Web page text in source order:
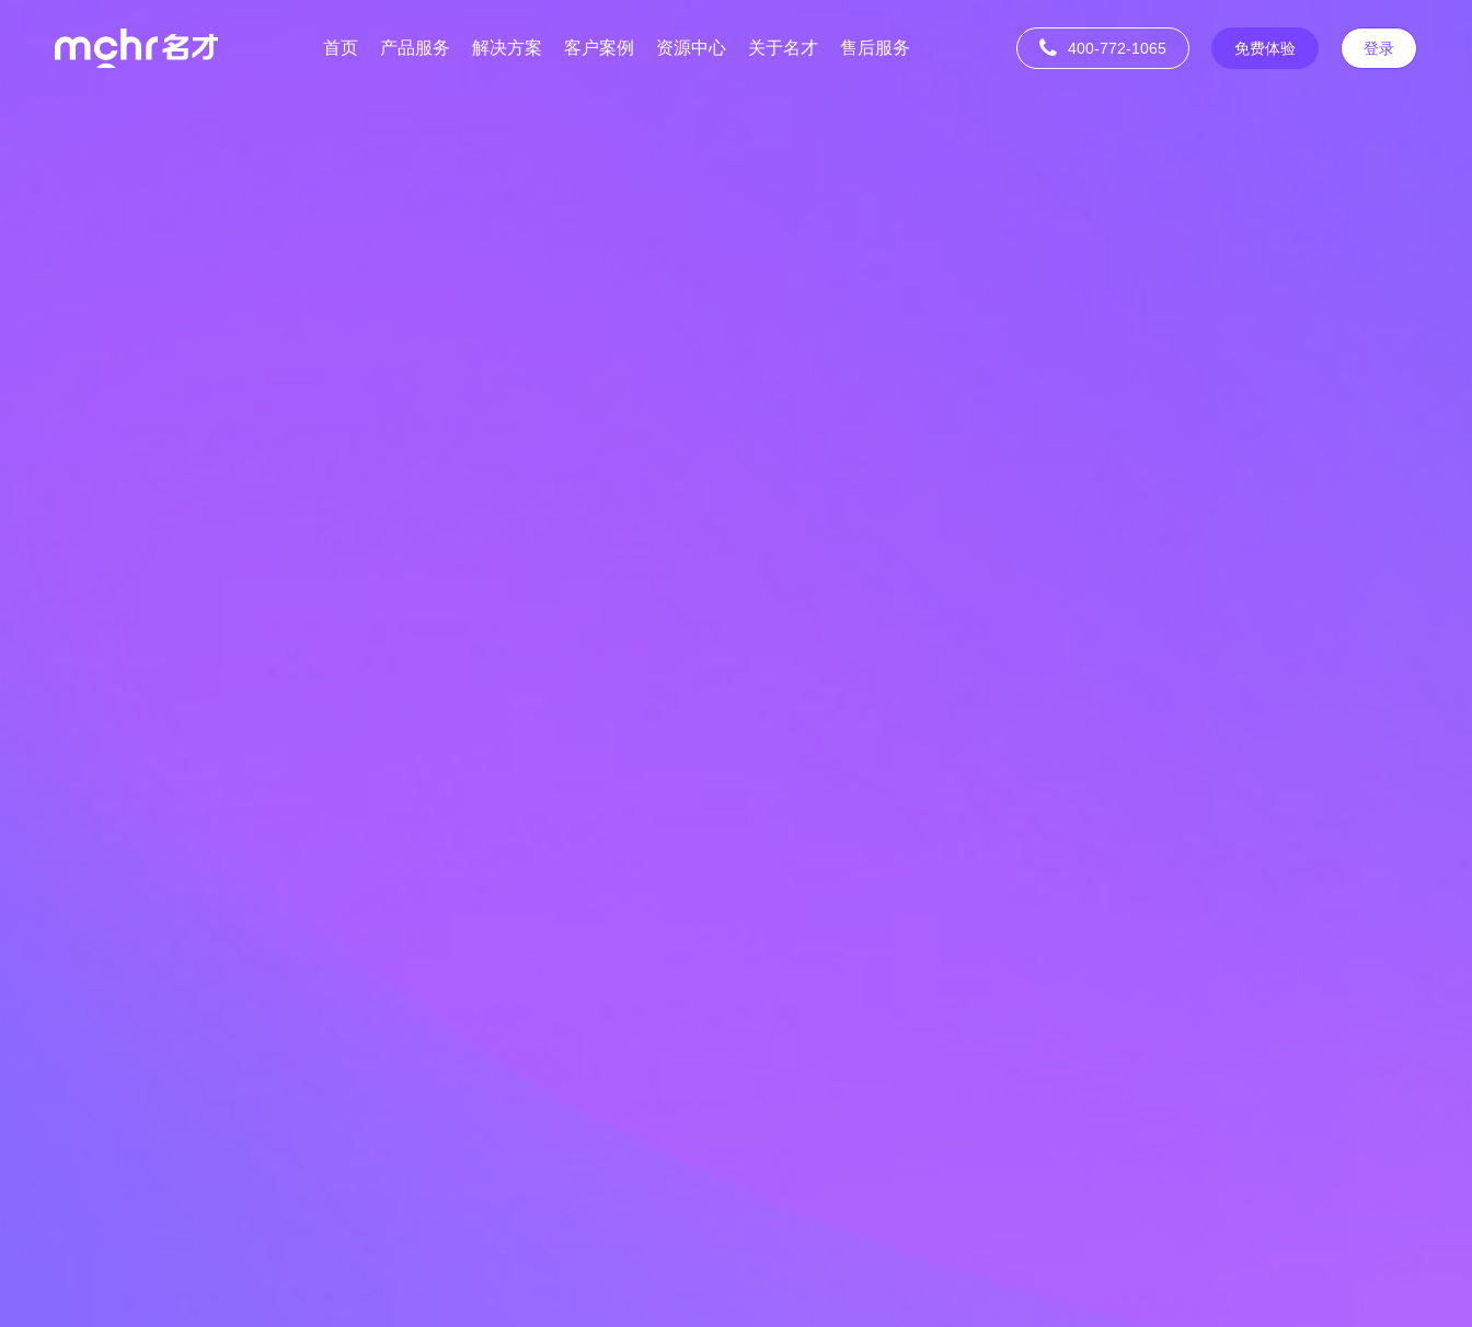
首页 产品服务 解决方案 客户案例 资源中心 关于名才 售后服务 400-772-1065 免费体验 登录